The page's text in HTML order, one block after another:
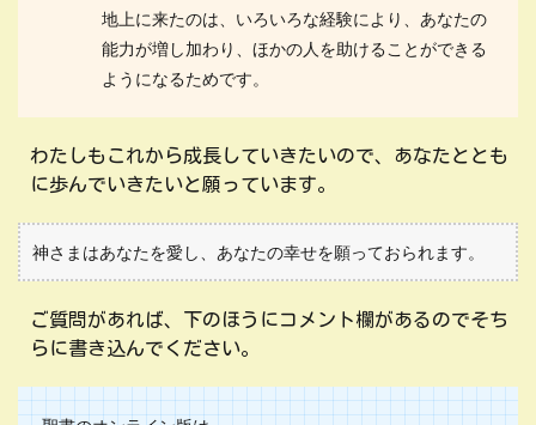
地上に来たのは、いろいろな経験により、あなたの
能力が増し加わり、ほかの人を助けることができる
ようになるためです。
わたしもこれから成長していきたいので、あなたととも
に歩んでいきたいと願っています。
神さまはあなたを愛し、あなたの幸せを願っておられます。
ご質問があれば、下のほうにコメント欄があるのでそち
らに書き込んでください。